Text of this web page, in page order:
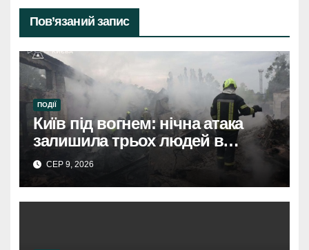
Пов’язаний запис
ПОДІЇ
Київ під вогнем: нічна атака
залишила трьох людей в
лікарнях.
СЕР 9, 2026